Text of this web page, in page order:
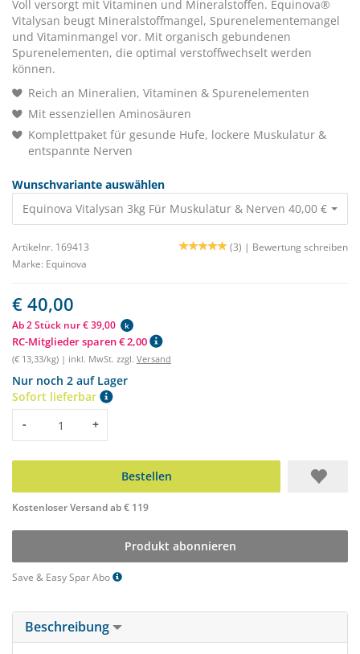
Voll versorgt mit Vitaminen und Mineralstoffen. Equinova®
Vitalysan beugt Mineralstoffmangel, Spurenelementemangel
und Vitaminmangel vor. Mit organisch gebundenen
Spurenelementen, die optimal verstoffwechselt werden
können.
Reich an Mineralien, Vitaminen & Spurenelementen
Mit essenziellen Aminosäuren
Komplettpaket für gesunde Hufe, lockere Muskulatur &
entspannte Nerven
Wunschvariante auswählen
Equinova Vitalysan 3kg Für Muskulatur & Nerven 40,00 €
Artikelnr. 169413 (3) | Bewertung schreiben
Marke: Equinova
€ 40,00
Ab 2 Stück nur € 39,00 k
RC-Mitglieder sparen € 2,00
(€ 13,33/kg) | inkl. MwSt. zzgl. Versand
Nur noch 2 auf Lager
Sofort lieferbar
Menge
- +
Bestellen
Kostenloser Versand ab € 119
Produkt abonnieren
Save & Easy Spar Abo
Beschreibung